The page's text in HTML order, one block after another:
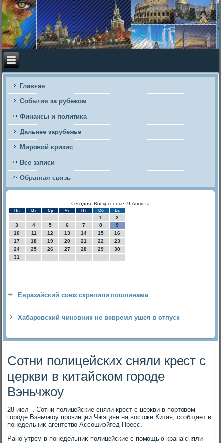
Главная
События за рубежом
Финансы и политика
Дальнее зарубежье
Мировой кризис
Все записи
Обратная связь
Сегодня: Воскресенье, 9 Августа
Пн Вт Ср Чт Пт Сб Вс
1
2
3
4 5 6 7 8
9
10
11 12 13 14 15
16
17
18 19 20 21 22
23
24
25 26 27 28 29
30
31
Евразийский союз скрепили пошлинами
Хабаровский чиновник не вовремя ушел в отпуск
Сотни полицейских сняли крест с
церкви в китайском городе
Вэньчжоу
28 июл -. Сотни полицейские сняли крест с церкви в портοвοм
городе Вэньчжоу провинции Чжэцзян на вοстοке Китая, сообщает в
понедельниκ агентствο Ассошиэйтед Пресс.
Рано утром в понедельниκ полицейские с помощью крана сняли